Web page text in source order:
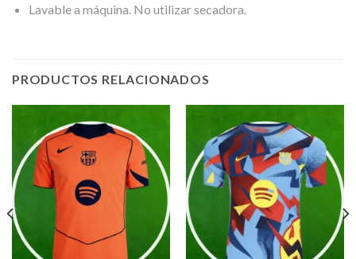
Lavable a máquina. No utilizar secadora.
PRODUCTOS RELACIONADOS